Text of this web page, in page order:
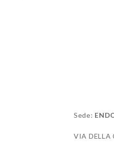
Sede:
VIA DELLA